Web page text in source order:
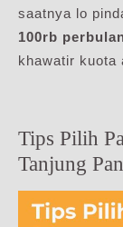
saatnya lo
100rb
khawatir kuota
Tips Pilih
Tanjung